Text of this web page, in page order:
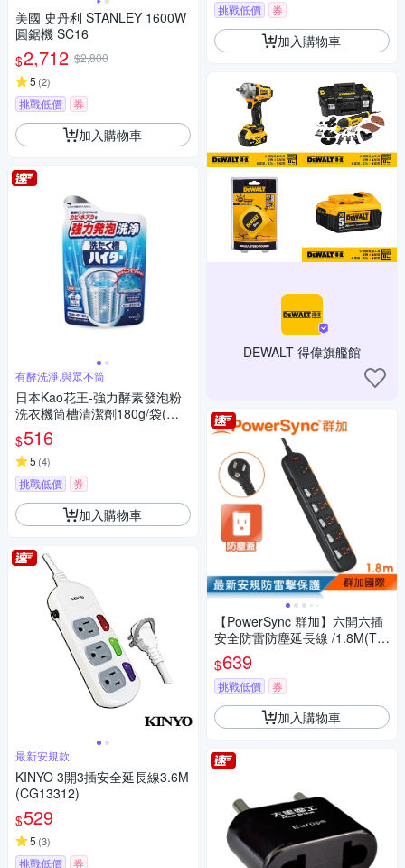
美國 史丹利 STANLEY 1600W
圓鋸機 SC16
$2,712 $2,800
5 (2)
挑戰低價 券
加入購物車
有酵洗淨,與眾不筒
日本Kao花王-強力酵素發泡粉
洗衣機筒槽清潔劑180g/袋(適
用於直立式洗衣機)
$516
5 (4)
挑戰低價 券
加入購物車
最新安規款
KINYO 3開3插安全延長線3.6M
(CG13312)
$529
5 (3)
挑戰低價 券
挑戰低價
券
加入購物車
DEWALT 得偉旗艦館
【PowerSync 群加】六開六插
安全防雷防塵延長線 /1.8M(TP
S356DN0018)
$639
挑戰低價 券
加入購物車